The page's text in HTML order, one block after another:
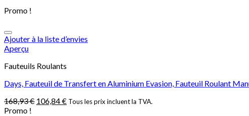
Promo !
Ajouter à la liste d’envies
Aperçu
Fauteuils Roulants
Days, Fauteuil de Transfert en Aluminium Evasion, Fauteuil Roulant
168,93€ 106,84€ Tous les prix incluent la TVA.
Promo !